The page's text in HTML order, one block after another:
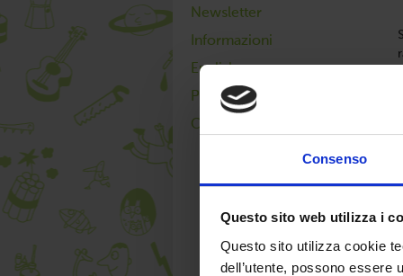
Consenso
Questo sito web utilizza i
Questo sito utilizza cookie
dell’utente, possono
Newsletter
Informazioni
English page
Privacy policy
Cookie policy